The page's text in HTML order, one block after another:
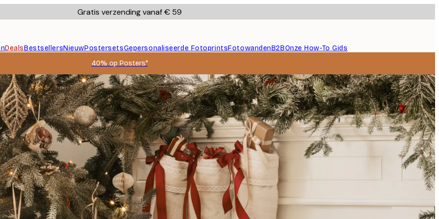
Gratis verzending vanaf € 59
DealsBestsellersNieuwPostersetsGepersonaliseerde FotoprintsFotowandenB2BOnze How-To Gids
40% op Posters*